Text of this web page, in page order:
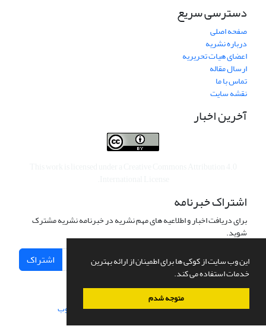
این وب سایت از کوکی ها برای اطمینان از ارائه بهترین
خدمات استفاده می کند.
متوجه شدم
دسترسی سریع
صفحه اصلی
درباره نشریه
اعضای هیات تحریریه
ارسال مقاله
تماس با ما
نقشه سایت
آخرین اخبار
اشتراک خبرنامه
برای دریافت اخبار و اطلاعیه های مهم نشریه در خبرنامه نشریه مشترک
شوید.
اشتراک
سامانه مدیریت نشریات علمی.طراحی و پیاده سازی از سیناوب